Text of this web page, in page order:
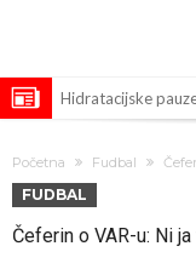
Hidratacijske
Atletika?!
Ovo se Novaku
Početna Fudbal
FUDBAL
Čeferin o VAR-u: Ni